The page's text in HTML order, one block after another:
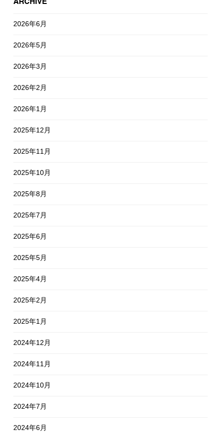
2026年6月
2026年5月
2026年3月
2026年2月
2026年1月
2025年12月
2025年11月
2025年10月
2025年8月
2025年7月
2025年6月
2025年5月
2025年4月
2025年2月
2025年1月
2024年12月
2024年11月
2024年10月
2024年7月
2024年6月